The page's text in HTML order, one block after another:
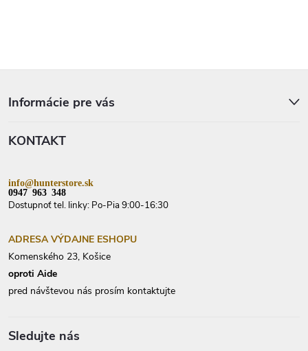
Informácie pre vás
KONTAKT
info@hunterstore.sk
0947 963 348
Dostupnoť tel. linky: Po-Pia 9:00-16:30
ADRESA VÝDAJNE ESHOPU
Komenského 23, Košice
oproti Aide
pred návštevou nás prosím kontaktujte
Sledujte nás